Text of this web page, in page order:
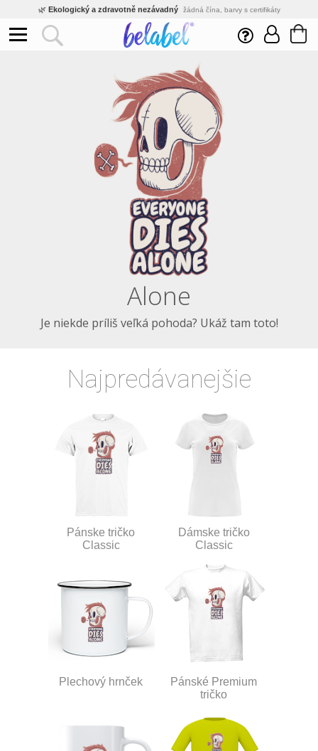
🌿 Ekologický a zdravotně nezávadný žádná čína, barvy s certifikáty
Inovativní výroba vlastní vývoj, nejnovější technologie
Rychlé dodání expedujeme do 24h
velké množstevní slevy
Kvalita pod kontrolou jsme přímý výrobce, žádný zprostředkovatel
Eshop s tradicí od roku 2010 tisíce spokojených zákazníků
Alone
Je niekde príliš veľká pohoda? Ukáž tam toto!
Najpredávanejšie
Pánske tričko
Classic
Dámske tričko
Classic
Plechový hrnček
Pánské Premium
tričko